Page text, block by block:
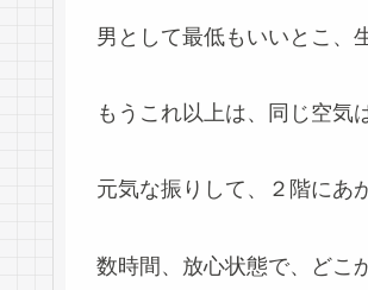
男として最低もいいとこ、
もうこれ以上は、同じ空気
元気な振りして、２階にあ
数時間、放心状態で、どこ